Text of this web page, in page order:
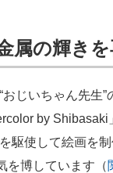
属の輝き
じいちゃん先生”
by Shibasaki
駆使して絵画を
を博しています（